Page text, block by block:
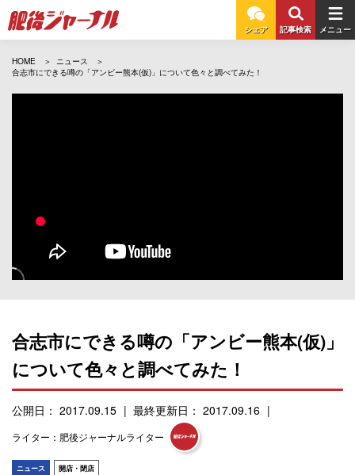
シェア 記事検索 メニュー
HOME
ニュース
合志市にできる噂の「アンビー熊本(仮)」について色々と調べてみた！
合志市にできる噂の「アンビー熊本(仮)」
について色々と調べてみた！
公開日： 2017.09.15 最終更新日： 2017.09.16
ライター：肥後ジャーナルライター
ニュース 開店・閉店